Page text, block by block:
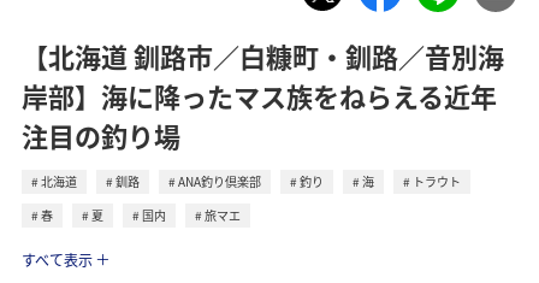
【北海道 釧路市／白糠町・釧路／音別海
岸部】海に降ったマス族をねらえる近年
注目の釣り場
北海道 釧路 ANA釣り倶楽部 釣り 海
トラウト
春
夏 国内
旅マエ
すべて表示